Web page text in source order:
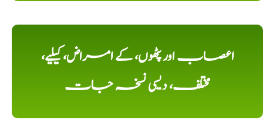
اعصاب اور پٹھوں، کے امراض، کیلیے،
مختلف، دیسی نسخہ جات